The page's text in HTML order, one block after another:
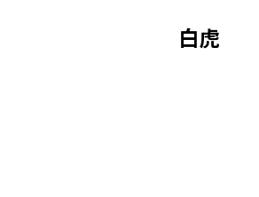
製造地:京都府長岡京市
白虎